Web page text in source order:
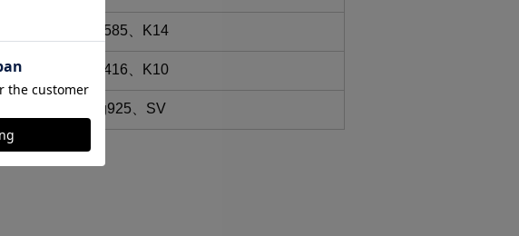
Au585、K14
Au416、K10
Ag925、SV